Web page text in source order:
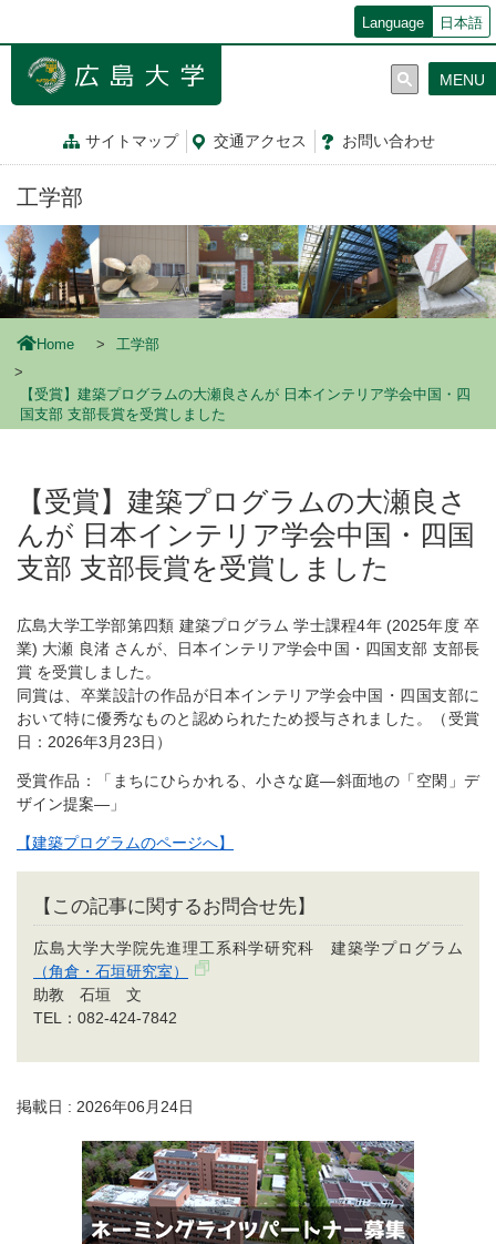
ン
動
Language 日本語
サイトマップ 交通アクセス お問い合わせ
MENU
工学部
Home 工学部
【受賞】建築プログラムの大瀬良さんが 日本インテリア学会中国・四
国支部 支部長賞を受賞しました
【受賞】建築プログラムの大瀬良さ
んが 日本インテリア学会中国・四国
支部 支部長賞を受賞しました
広島大学工学部第四類 建築プログラム 学士課程4年 (2025年度 卒
業) 大瀬 良渚 さんが、日本インテリア学会中国・四国支部 支部長
賞 を受賞しました。
同賞は、卒業設計の作品が日本インテリア学会中国・四国支部に
おいて特に優秀なものと認められたため授与されました。（受賞
日：2026年3月23日）
受賞作品：「まちにひらかれる、小さな庭―斜面地の「空閑」デ
ザイン提案―」
【建築プログラムのページへ】
【この記事に関するお問合せ先】
広島大学大学院先進理工系科学研究科 建築学プログラム
（角倉・石垣研究室）
助教 石垣 文
TEL：082-424-7842
掲載日 : 2026年06月24日